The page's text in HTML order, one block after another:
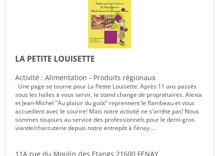
LA PETITE LOUISETTE
Activité : Alimentation - Produits régionaux
Une page se tourne pour La Petite Louisette. Après 11 ans passés
sous les halles à vous servir, le stand change de propriétaires. Alexia
et Jean-Michel "Au plaisir du goût" reprennent le flambeau et vous
accueillent avec le sourire! Mais notre activité ne s'arrête pas! Nous
sommes toujours au service des professionnels pour le demi-gros
viande/charcuterie depuis notre entrepôt à Fénay ...
11A rue du Moulin des Etangs 21600 FENAY